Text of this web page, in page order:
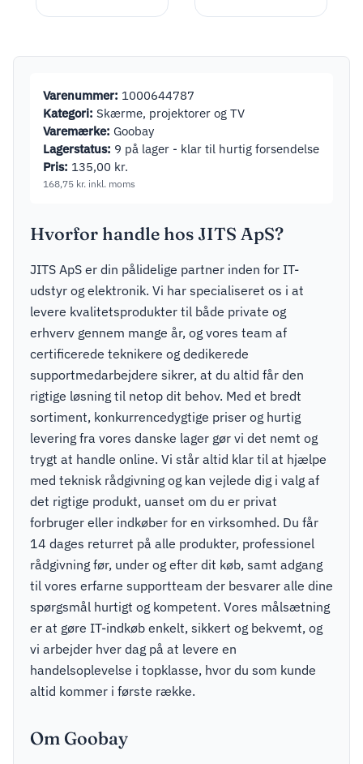
Varenummer: 1000644787
Kategori: Skærme, projektorer og TV
Varemærke: Goobay
Lagerstatus: 9 på lager - klar til hurtig forsendelse
Pris: 135,00 kr.
168,75 kr. inkl. moms
Hvorfor handle hos JITS ApS?
JITS ApS er din pålidelige partner inden for IT-
udstyr og elektronik. Vi har specialiseret os i at
levere kvalitetsprodukter til både private og
erhverv gennem mange år, og vores team af
certificerede teknikere og dedikerede
supportmedarbejdere sikrer, at du altid får den
rigtige løsning til netop dit behov. Med et bredt
sortiment, konkurrencedygtige priser og hurtig
levering fra vores danske lager gør vi det nemt og
trygt at handle online. Vi står altid klar til at hjælpe
med teknisk rådgivning og kan vejlede dig i valg af
det rigtige produkt, uanset om du er privat
forbruger eller indkøber for en virksomhed. Du får
14 dages returret på alle produkter, professionel
rådgivning før, under og efter dit køb, samt adgang
til vores erfarne supportteam der besvarer alle dine
spørgsmål hurtigt og kompetent. Vores målsætning
er at gøre IT-indkøb enkelt, sikkert og bekvemt, og
vi arbejder hver dag på at levere en
handelsoplevelse i topklasse, hvor du som kunde
altid kommer i første række.
Om Goobay